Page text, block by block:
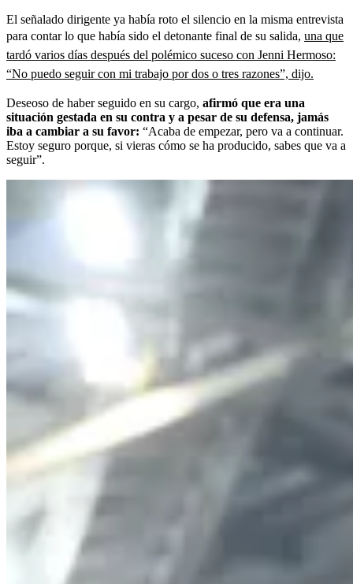
El señalado dirigente ya había roto el silencio en la misma entrevista
para contar lo que había sido el detonante final de su salida, una que
tardó varios días después del polémico suceso con Jenni Hermoso:
“No puedo seguir con mi trabajo por dos o tres razones”, dijo.
Deseoso de haber seguido en su cargo, afirmó que era una
situación gestada en su contra y a pesar de su defensa, jamás
iba a cambiar a su favor: “Acaba de empezar, pero va a continuar.
Estoy seguro porque, si vieras cómo se ha producido, sabes que va a
seguir”.